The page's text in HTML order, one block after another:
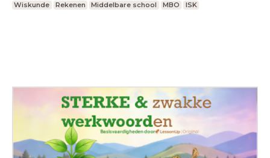
Wiskunde Rekenen Middelbare school MBO ISK